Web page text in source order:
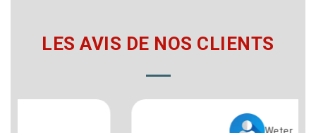
LES AVIS DE NOS CLIENTS